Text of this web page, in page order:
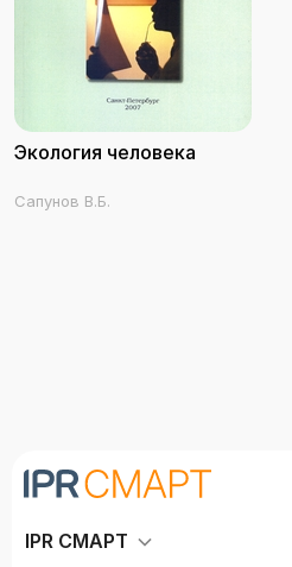
Экология человека
Сапунов В.Б.
IPR СМАРТ